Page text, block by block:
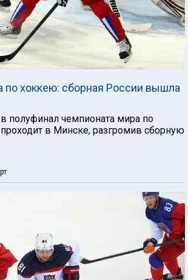
по хоккею: сборная России вышла
полуфинал чемпионата мира по
в Минске, разгромив сборную